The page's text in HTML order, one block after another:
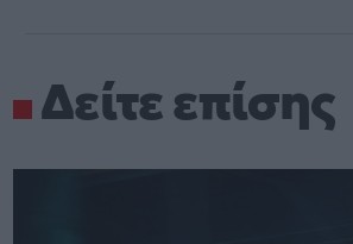
Δείτε επίσης